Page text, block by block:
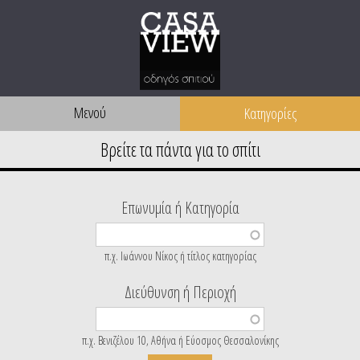
Μενού
Επωνυμία ή Κατηγορία
π.χ. Ιωάννου Νίκος ή τίτλος κατηγορίας
Διεύθυνση ή Περιοχή
π.χ. Βενιζέλου 10, Αθήνα ή Εύοσμος Θεσσαλονίκης